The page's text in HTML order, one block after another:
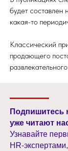
будет составлен
какая-то
Классический
продающего
Подпишитесь
уже читают
Узнавайте
HR-